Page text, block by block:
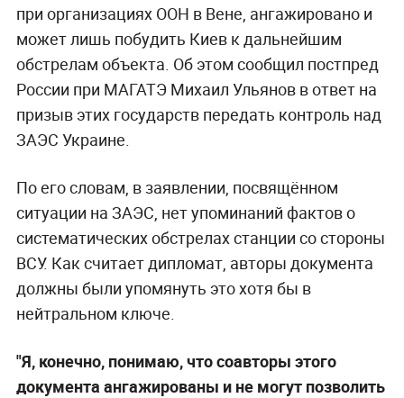
при организациях ООН в Вене, ангажировано и
может лишь побудить Киев к дальнейшим
обстрелам объекта. Об этом сообщил постпред
России при МАГАТЭ Михаил Ульянов в ответ на
призыв этих государств передать контроль над
ЗАЭС Украине.
По его словам, в заявлении, посвящённом
ситуации на ЗАЭС, нет упоминаний фактов о
систематических обстрелах станции со стороны
ВСУ. Как считает дипломат, авторы документа
должны были упомянуть это хотя бы в
нейтральном ключе.
"Я, конечно, понимаю, что соавторы этого
документа ангажированы и не могут позволить